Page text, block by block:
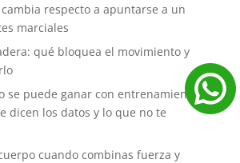
respecto a apuntarse a un
marciales
qué bloquea el movimiento y
se puede ganar con entrenamiento
dicen los datos y lo que no te
cuando combinas fuerza y